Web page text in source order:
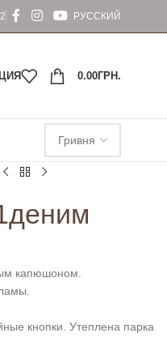
РУССКИЙ
0.00ГРН.
капюшоном.
кнопки. Утеплена парка